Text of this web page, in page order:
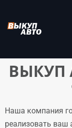
ВЫКУП
Наша компания
реализовать ваш